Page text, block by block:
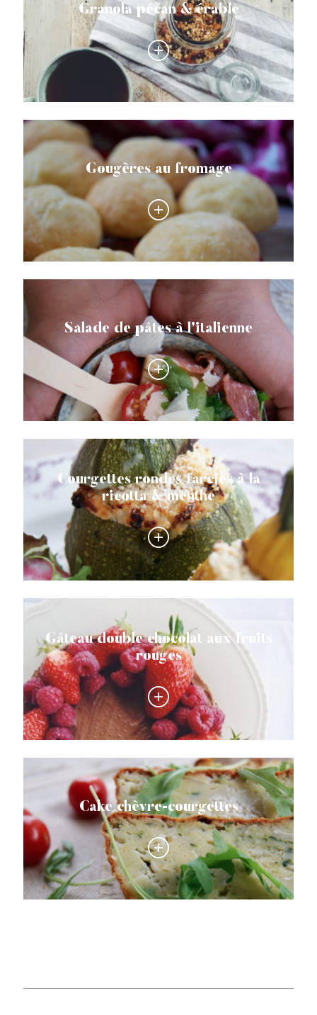
Granola pécan & érable
Gougères au fromage
Salade de pâtes à l’italienne
Courgettes rondes farcies à la
ricotta & menthe
Gâteau double chocolat aux fruits
rouges
Cake chèvre-courgettes